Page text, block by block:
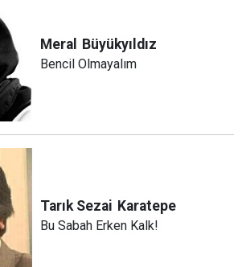
Meral Büyükyıldız
Bencil Olmayalım
Tarık Sezai Karatepe
Bu Sabah Erken Kalk!